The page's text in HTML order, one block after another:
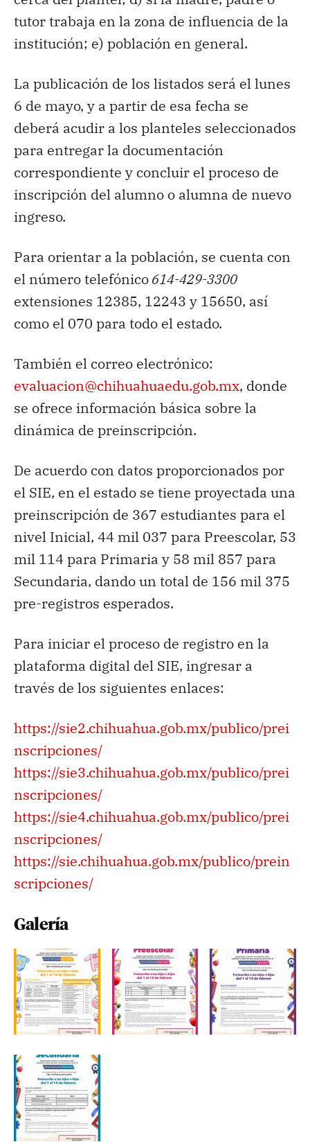
tutor trabaja en la zona de influencia de la
institución; e) población en general.
La publicación de los listados será el lunes
6 de mayo, y a partir de esa fecha se
deberá acudir a los planteles seleccionados
para entregar la documentación
correspondiente y concluir el proceso de
inscripción del alumno o alumna de nuevo
ingreso.
Para orientar a la población, se cuenta con
el número telefónico614-429-3300
extensiones 12385, 12243 y 15650, así
como el 070 para todo el estado.
También el correo electrónico:
evaluacion@chihuahuaedu.gob.mx, donde
se ofrece información básica sobre la
dinámica de preinscripción.
De acuerdo con datos proporcionados por
el SIE, en el estado se tiene proyectada una
preinscripción de 367 estudiantes para el
nivel Inicial, 44 mil 037 para Preescolar, 53
mil 114 para Primaria y 58 mil 857 para
Secundaria, dando un total de 156 mil 375
pre-registros esperados.
Para iniciar el proceso de registro en la
plataforma digital del SIE, ingresar a
través de los siguientes enlaces:
https://sie2.chihuahua.gob.mx/publico/prei
nscripciones/
https://sie3.chihuahua.gob.mx/publico/prei
nscripciones/
https://sie4.chihuahua.gob.mx/publico/prei
nscripciones/
https://sie.chihuahua.gob.mx/publico/prein
scripciones/
Galería